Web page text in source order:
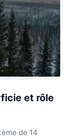
et rôle
de 14